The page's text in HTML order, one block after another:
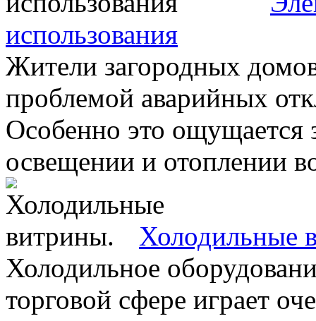
использования
Жители загородных
проблемой аварийных
Особенно это ощущается
освещении и отоплении
Холодильные
Холодильное
торговой сфере играет